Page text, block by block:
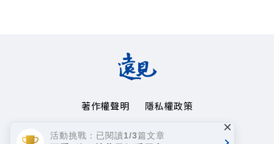
著作權聲明
隱私權政策
Copyright© 1999~2026
活動挑戰：已閱讀1/3篇文章 ×